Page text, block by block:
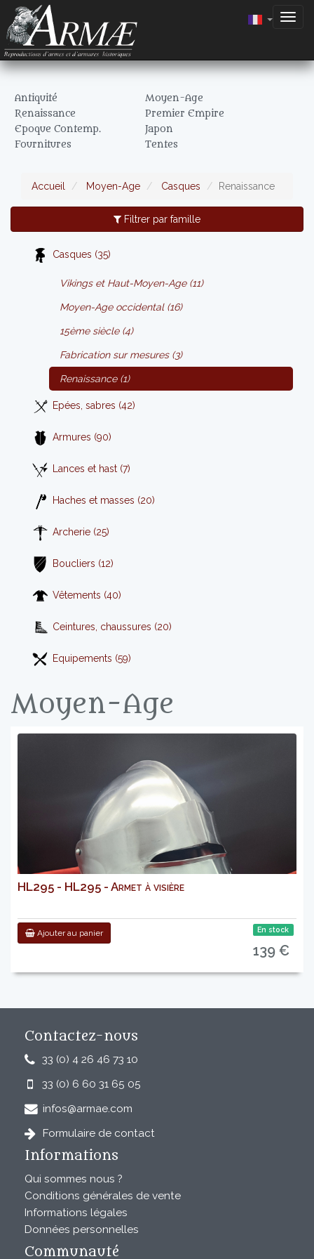
Antiquité
Moyen-Age
Renaissance
Premier Empire
Epoque Contemp.
Japon
Fournitures
Tentes
Accueil Moyen-Age Casques Renaissance
Filtrer par famille
Casques (35)
Vikings et Haut-Moyen-Age (11)
Moyen-Age occidental (16)
15ème siècle (4)
Fabrication sur mesures (3)
Renaissance (1)
Epées, sabres (42)
Armures (90)
Lances et hast (7)
Haches et masses (20)
Archerie (25)
Boucliers (12)
Vêtements (40)
Ceintures, chaussures (20)
Equipements (59)
Moyen-Age
HL295 - HL295 - Armet à visière
Ajouter au panier En stock
139 €
Contactez-nous
33 (0) 4 26 46 73 10
33 (0) 6 60 31 65 05
infos@armae.com
Formulaire de contact
Informations
Qui sommes nous ?
Conditions générales de vente
Informations légales
Données personnelles
Communauté